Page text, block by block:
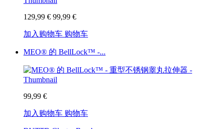
129,99 € 99,99 €
加入购物车 购物车
MEO® 的 BellLock™ -...
99,99 €
加入购物车 购物车